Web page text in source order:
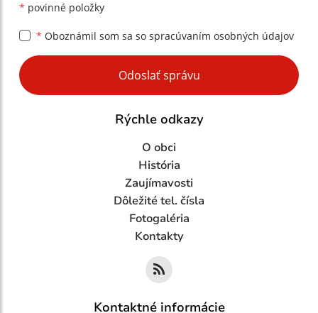
* povinné položky
* Oboznámil som sa so spracúvaním osobných údajov
Google reCaptcha Response
Odoslať správu
Rýchle odkazy
O obci
História
Zaujímavosti
Dôležité tel. čísla
Fotogaléria
Kontakty
Kontaktné informácie